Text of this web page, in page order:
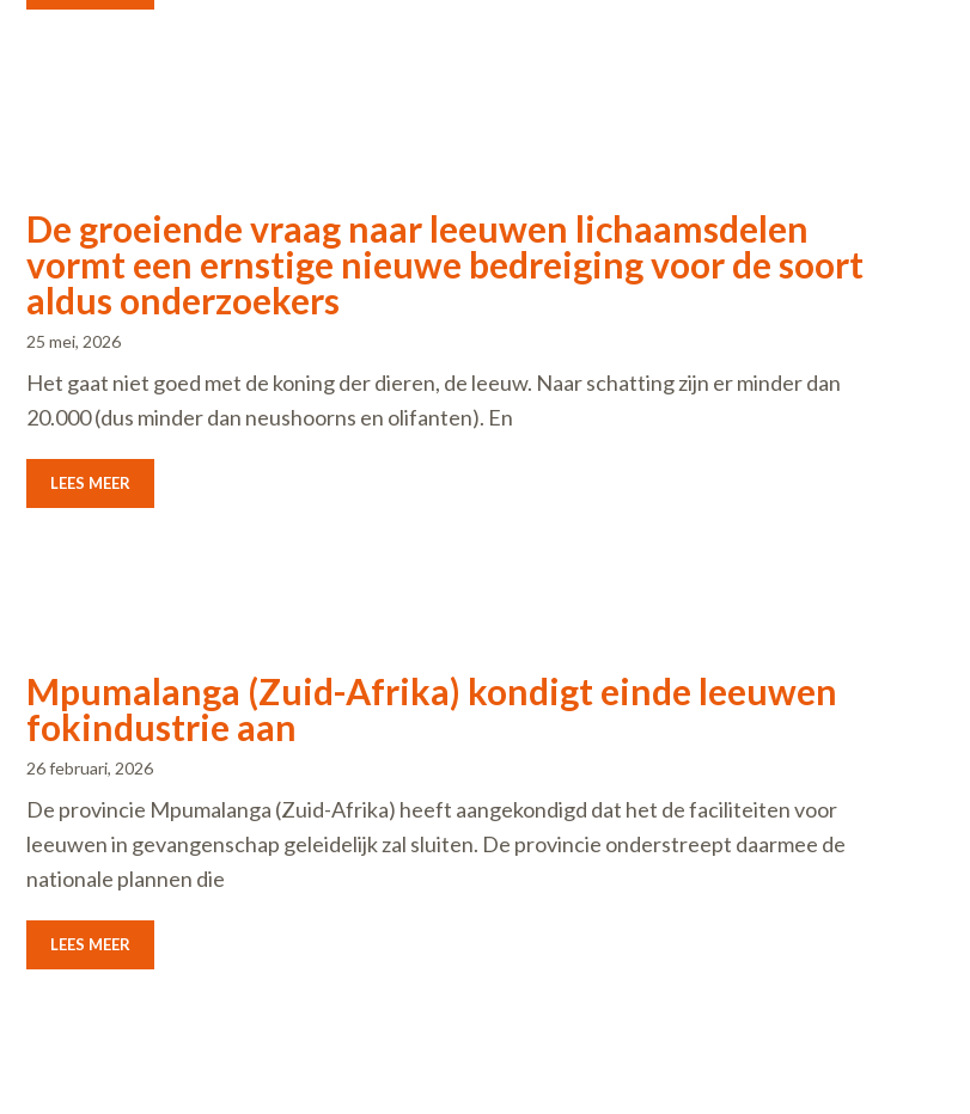
De groeiende vraag naar leeuwen lichaamsdelen
vormt een ernstige nieuwe bedreiging voor de soort
aldus onderzoekers
25 mei, 2026
Het gaat niet goed met de koning der dieren, de leeuw. Naar schatting zijn er minder dan
20.000 (dus minder dan neushoorns en olifanten). En
LEES MEER
Mpumalanga (Zuid-Afrika) kondigt einde leeuwen
fokindustrie aan
26 februari, 2026
De provincie Mpumalanga (Zuid-Afrika) heeft aangekondigd dat het de faciliteiten voor
leeuwen in gevangenschap geleidelijk zal sluiten. De provincie onderstreept daarmee de
nationale plannen die
LEES MEER